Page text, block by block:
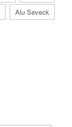
Alu Seveck